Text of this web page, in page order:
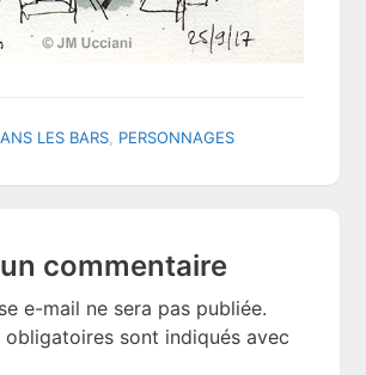
LES BARS PERSONNAGES
commentaire
e-mail ne sera pas publiée.
obligatoires sont indiqués avec